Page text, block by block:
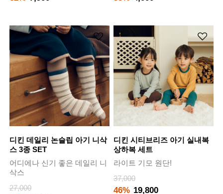
디킨 데일리 논슬립 아기 니삭
스 3종 SET
어디에나 신기 좋은 데일리 니
삭스
27,000
디킨 시티브리즈 아기 실내복
상하복 세트
라이트 기모 원단!
37,000
46% 19,800